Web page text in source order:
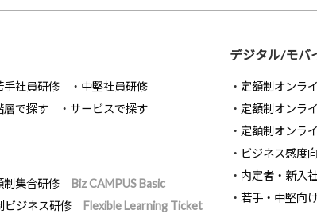
手社員研修
中堅社員研修
層で探す サービスで探す
制集合研修
Biz CAMPUS Basic
ビジネス研修
Flexible Learning Ticket
デジタル/モバ
定額制オンラ
定額制オンラ
定額制オンラ
ビジネス感度
内定者・新入
若手・中堅向